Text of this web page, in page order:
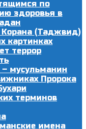
по
здоровья в
(Таджвид)
картинках
террор
мусульманин
Пророка
терминов
имена